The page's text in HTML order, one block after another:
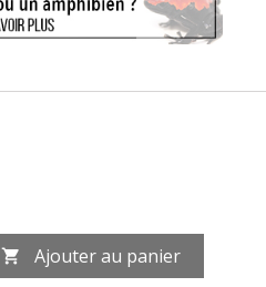
 Ajouter au panier